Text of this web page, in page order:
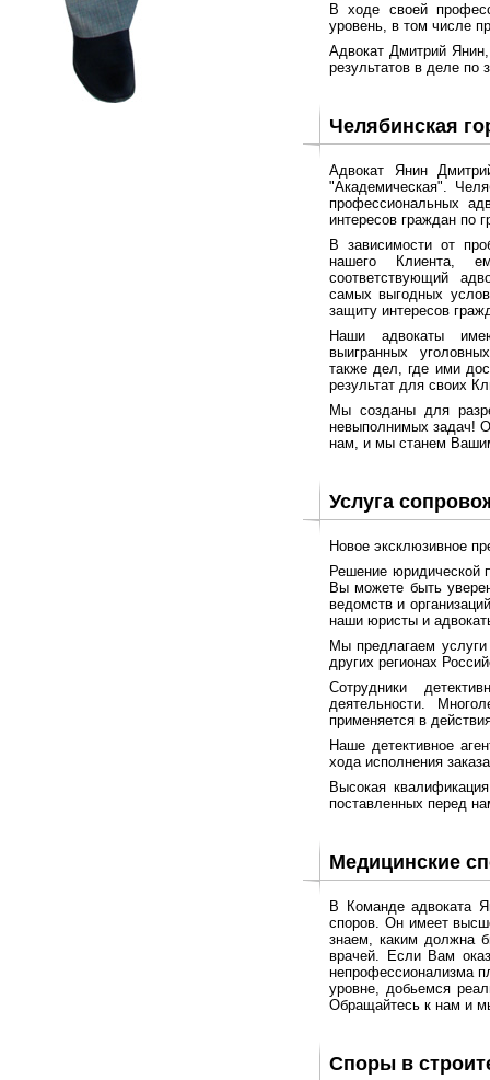
В ходе своей
уровень, в том числе
Адвокат Дмитрий
результатов в деле по
Челябинская
Адвокат Янин
"Академическая".
профессиональных
интересов граждан по
В зависимости от
нашего Клиента,
соответствующий
самых выгодных
защиту интересов
Наши адвокаты
выигранных
также дел, где ими
результат для своих
Мы созданы для
невыполнимых задач!
нам, и мы станем
Услуга
Новое эксклюзивное
Решение юридической
Вы можете быть
ведомств и
наши юристы и
Мы предлагаем
других регионах
Сотрудники
деятельности.
применяется в
Наше детективное
хода исполнения
Высокая
поставленных перед
Медицинские
В Команде адвоката
споров. Он имеет
знаем, каким должна
врачей. Если Вам
непрофессионализма
уровне, добьемся
Обращайтесь к нам и
Споры в